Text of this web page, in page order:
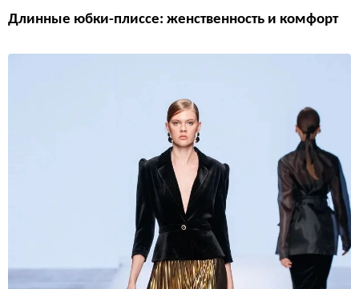
Длинные юбки-плиссе: женственность и комфорт